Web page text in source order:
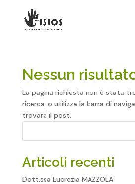
Nessun
La pagina richiesta non è stata
ricerca, o utilizza la barra di
trovare il post.
Articoli recenti
Dott.ssa Lucrezia MAZZOLA